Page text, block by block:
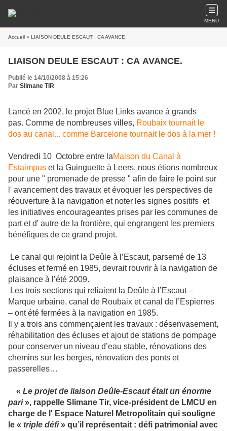
MENU
Accueil » LIAISON DEULE ESCAUT : CA AVANCE.
LIAISON DEULE ESCAUT : CA AVANCE.
Publié le 14/10/2008 à 15:26
Par Slimane TIR
Lancé en 2002, le projet Blue Links avance à grands
pas. Comme de nombreuses villes, Roubaix tournait le
dos au canal... comme Barcelone tournait le dos à la mer !
Vendredi 10 Octobre entre laMaison du Canal à
Estaimpus et la Guinguette à Leers, nous étions nombreux
pour une " promenade de presse " afin de faire le point sur
l' avancement des travaux et évoquer les perspectives de
réouverture à la navigation et noter les signes positifs et
les initiatives encourageantes prises par les communes de
part et d' autre de la frontière, qui engrangent les premiers
bénéfiques de ce grand projet.
Le canal qui rejoint la Deûle à l’Escaut, parsemé de 13
écluses et fermé en 1985, devrait rouvrir à la navigation de
plaisance à l’été 2009.
Les trois sections qui reliaient la Deûle à l’Escaut –
Marque urbaine, canal de Roubaix et canal de l’Espierres
– ont été fermées à la navigation en 1985.
Il y a trois ans commençaient les travaux : désenvasement,
réhabilitation des écluses et ajout de stations de pompage
pour conserver un niveau d’eau stable, rénovations des
chemins sur les berges, rénovation des ponts et
passerelles…
« Le projet de liaison Deûle-Escaut était un énorme
pari», rappelle Slimane Tir, vice-président de LMCU en
charge de l' Espace Naturel Metropolitain qui souligne
le « triple défi» qu’il représentait : défi patrimonial avec